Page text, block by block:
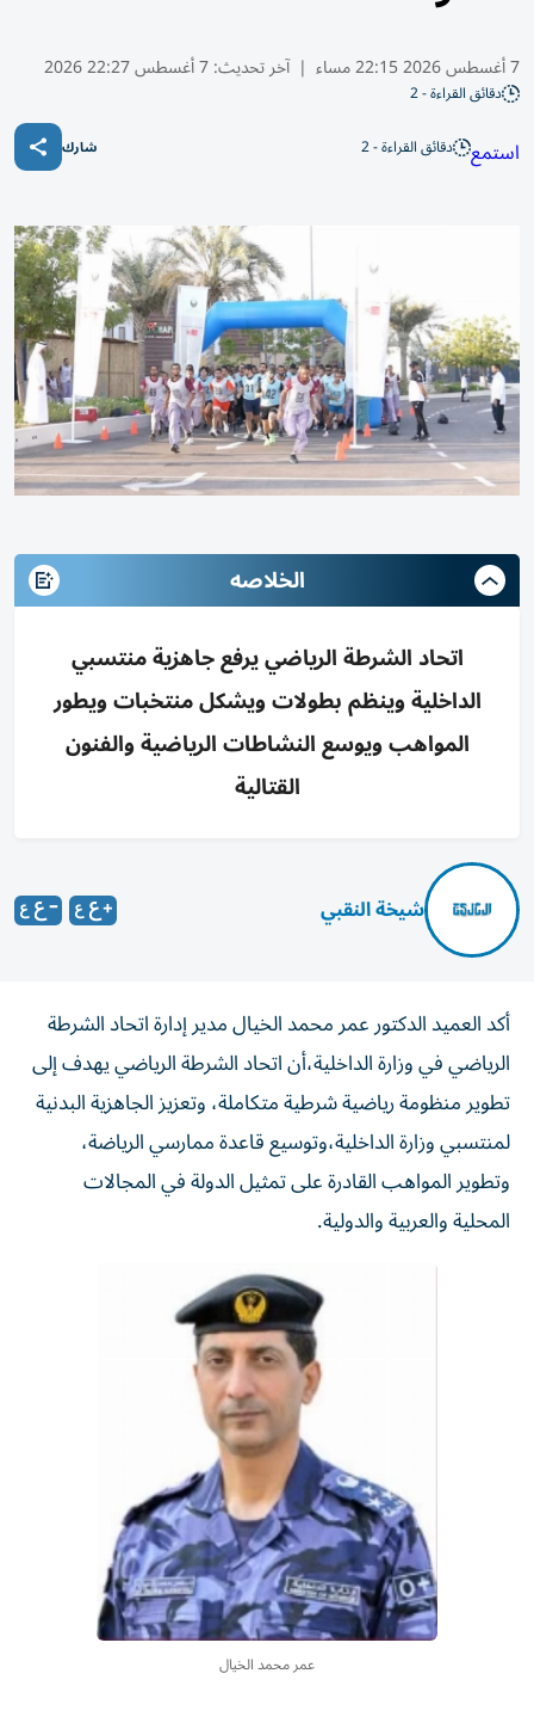
7 أغسطس 2026 22:15 مساء | آخر تحديث:7 أغسطس 22:27 2026
دقائق القراءة - 2
استمع دقائق القراءة - 2 شارك
الخلاصه
اتحاد الشرطة الرياضي يرفع جاهزية منتسبي
الداخلية وينظم بطولات ويشكل منتخبات ويطور
المواهب ويوسع النشاطات الرياضية والفنون
القتالية
شيخة النقبي
أكد العميد الدكتور عمر محمد الخيال مدير إدارة اتحاد الشرطة
الرياضي في وزارة الداخلية،أن اتحاد الشرطة الرياضي يهدف إلى
تطوير منظومة رياضية شرطية متكاملة، وتعزيز الجاهزية البدنية
لمنتسبي وزارة الداخلية،وتوسيع قاعدة ممارسي الرياضة،
وتطوير المواهب القادرة على تمثيل الدولة في المجالات
المحلية والعربية والدولية.
عمر محمد الخيال